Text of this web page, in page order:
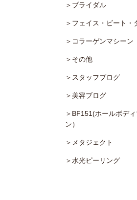
＞ブライダル
＞フェイス・ビート・
＞コラーゲンマシーン
＞その他
＞スタッフブログ
＞美容ブログ
＞BF151(ホールボデ
ン）
＞メタジェクト
＞水光ピーリング